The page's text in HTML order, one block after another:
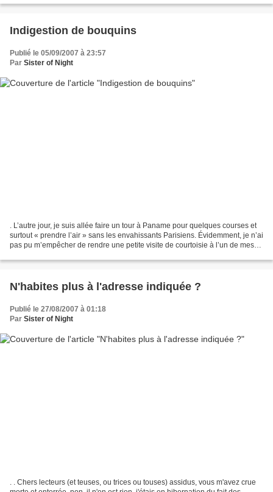
Indigestion de bouquins
Publié le 05/09/2007 à 23:57
Par Sister of Night
. L’autre jour, je suis allée faire un tour à Paname pour quelques courses et
surtout « prendre l’air » sans les envahissants Parisiens. Évidemment, je n’ai
pas pu m’empêcher de rendre une petite visite de courtoisie à l’un de mes
N'habites plus à l'adresse indiquée ?
Publié le 27/08/2007 à 01:18
Par Sister of Night
. . Chers lecteurs (et teuses, ou trices ou touses) assidus, vous m'avez crue